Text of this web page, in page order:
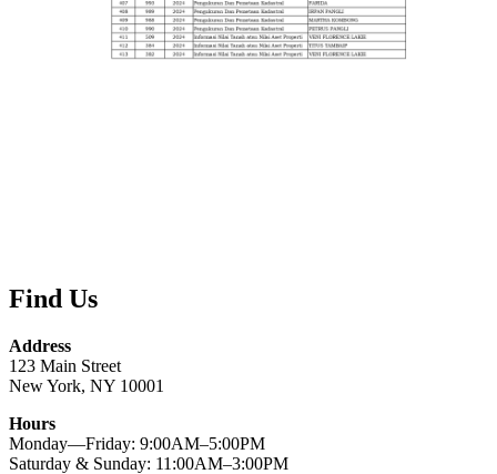
Find Us
Address
123 Main Street
New York, NY 10001
Hours
Monday—Friday: 9:00AM–5:00PM
Saturday & Sunday: 11:00AM–3:00PM